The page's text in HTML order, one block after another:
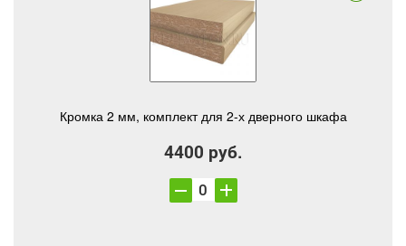
Кромка 2 мм, комплект для 2-х дверного шкафа
4400 руб.